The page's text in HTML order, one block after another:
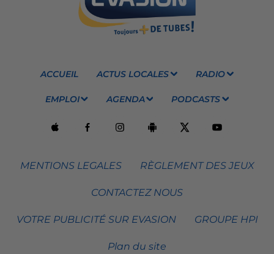
ACCUEIL ACTUS LOCALES RADIO
EMPLOI AGENDA PODCASTS
MENTIONS LEGALES RÈGLEMENT DES JEUX
CONTACTEZ NOUS
VOTRE PUBLICITÉ SUR EVASION GROUPE HPI
Plan du site